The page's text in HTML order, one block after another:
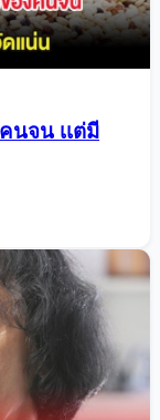
นจน เเต่มี